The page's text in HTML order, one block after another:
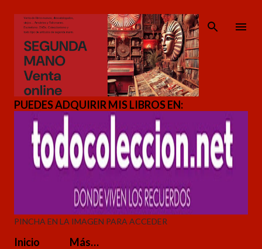
Ir al contenido principal
PUEDES ADQUIRIR MIS LIBROS EN:
PINCHA EN LA IMAGEN PARA ACCEDER
Inicio Más…